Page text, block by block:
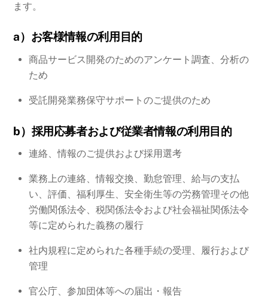
ます。
a）お客様情報の利用目的
商品サービス開発のためのアンケート調査、分析の
ため
受託開発業務保守サポートのご提供のため
b）採用応募者および従業者情報の利用目的
連絡、情報のご提供および採用選考
業務上の連絡、情報交換、勤怠管理、給与の支払
い、評価、福利厚生、安全衛生等の労務管理その他
労働関係法令、税関係法令および社会福祉関係法令
等に定められた義務の履行
社内規程に定められた各種手続の受理、履行および
管理
官公庁、参加団体等への届出・報告